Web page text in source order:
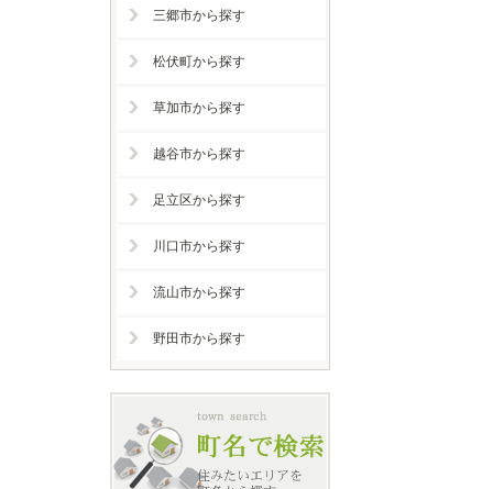
三郷市から探す
松伏町から探す
草加市から探す
越谷市から探す
足立区から探す
川口市から探す
流山市から探す
野田市から探す